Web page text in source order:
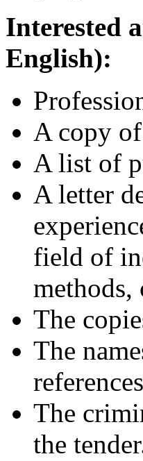
Interested
English):
A copy
A list of
A letter
field of
methods,
The
The
The
the